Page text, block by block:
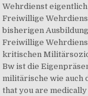
Wehrdienst
Freiwillige
bisherigen
Freiwillige
kritischen
Bw ist die
militärische wie auch
that you are